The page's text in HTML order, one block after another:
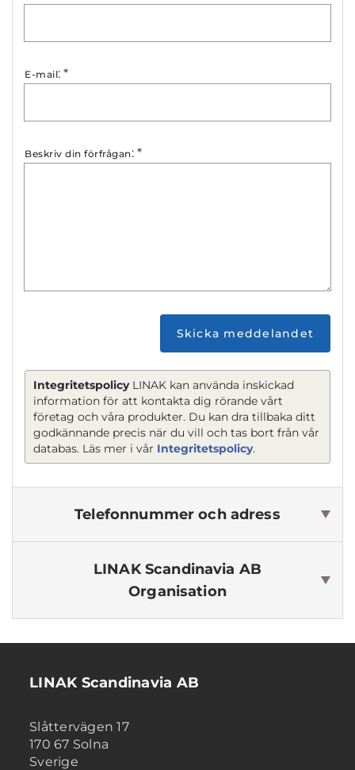
E-mail: *
Beskriv din förfrågan: *
Skicka meddelandet
IntegritetspolicyLINAK kan använda inskickad
information för att kontakta dig rörande vårt
företag och våra produkter. Du kan dra tillbaka ditt
godkännande precis när du vill och tas bort från vår
databas. Läs mer i vår Integritetspolicy.
Telefonnummer och adress
LINAK Scandinavia AB
Organisation
LINAK Scandinavia AB
Slåttervägen 17
170 67 Solna
Sverige